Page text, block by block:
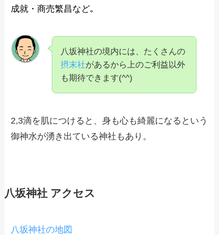
成就・商売繁昌など｡
八坂神社の境内には、たくさんの
摂末社があるから上のご利益以外
も期待できます(^^)
2,3滴を肌につけると、身も心も綺麗になるという
御神水が湧き出ている神社もあり。
八坂神社 アクセス
八坂神社の地図